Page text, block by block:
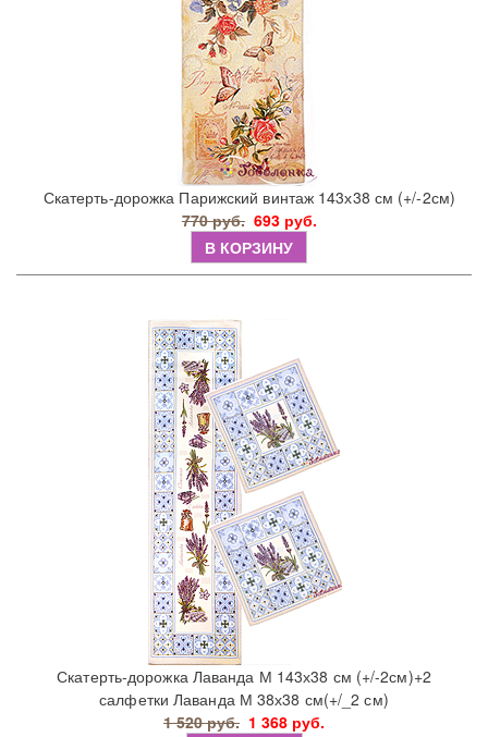
Скатерть-дорожка Парижский винтаж 143х38 см (+/-2см)
770 руб. 693 руб.
В КОРЗИНУ
Скатерть-дорожка Лаванда М 143х38 см (+/-2см)+2
салфетки Лаванда М 38х38 см(+/_2 см)
1 520 руб. 1 368 руб.